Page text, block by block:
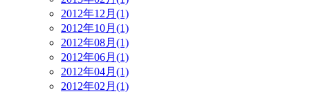
2012年12月(1)
2012年10月(1)
2012年08月(1)
2012年06月(1)
2012年04月(1)
2012年02月(1)